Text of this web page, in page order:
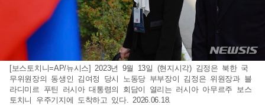
[보스토치니=AP/뉴시스] 2023년 9월 13일 (현지시각) 김정은 북한 국
무위원장의 동생인 김여정 당시 노동당 부부장이 김정은 위원장과 블
라디미르 푸틴 러시아 대통령의 회담이 열리는 러시아 아무르주 보스
토치니 우주기지에 도착하고 있다. 2026.06.18.